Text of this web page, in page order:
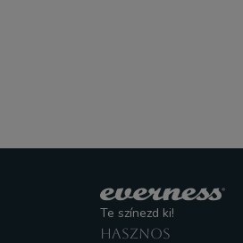
Te színezd ki!
HASZNOS